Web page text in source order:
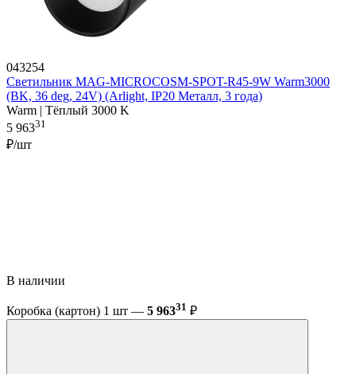
043254
Светильник MAG-MICROCOSM-SPOT-R45-9W Warm3000
(BK, 36 deg, 24V) (Arlight, IP20 Металл, 3 года)
Warm | Тёплый 3000 K
5 96331
₽/шт
В наличии
Коробка (картон) 1 шт — 5 96331 ₽